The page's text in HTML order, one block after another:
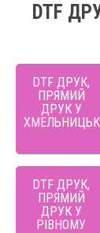
DTF
DTF ДРУК,
ПРЯМИЙ
ДРУК У
DTF ДРУК,
ПРЯМИЙ
ДРУК У
РІВНОМУ